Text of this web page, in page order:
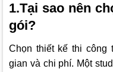
1.Tại sao nên
gói?
Chọn thiết kế thi công
gian và chi phí. Một